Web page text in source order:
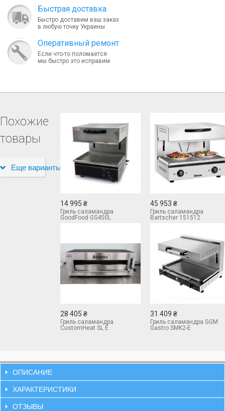
Быcтрая доставка
Быстро доставим ваш заказ
в любую точку Украины
Оперативный ремонт
Если что-то поломается
мы быстро это исправим
Похожие
товары
Еще варианты
14 995 ₴
Гриль саламандра
GoodFood GS450L
45 953 ₴
Гриль саламандра
Bartscher 151512
28 405 ₴
Гриль саламандра
CustomHeat SL E
31 409 ₴
Гриль саламандра GGM
Gastro SMK2-E
ОПИСАНИЕ
ХАРАКТЕРИСТИКИ
ОТЗЫВЫ